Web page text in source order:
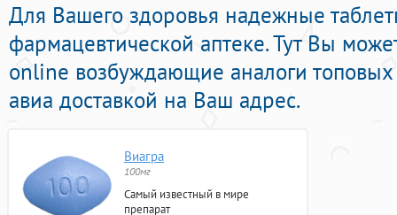
Для Вашего здоровья надежные
фармацевтической аптеке. Тут Вы
online возбуждающие аналоги
авиа доставкой на Ваш адрес.
Виагра
100мг
Самый известный в мире
препарат